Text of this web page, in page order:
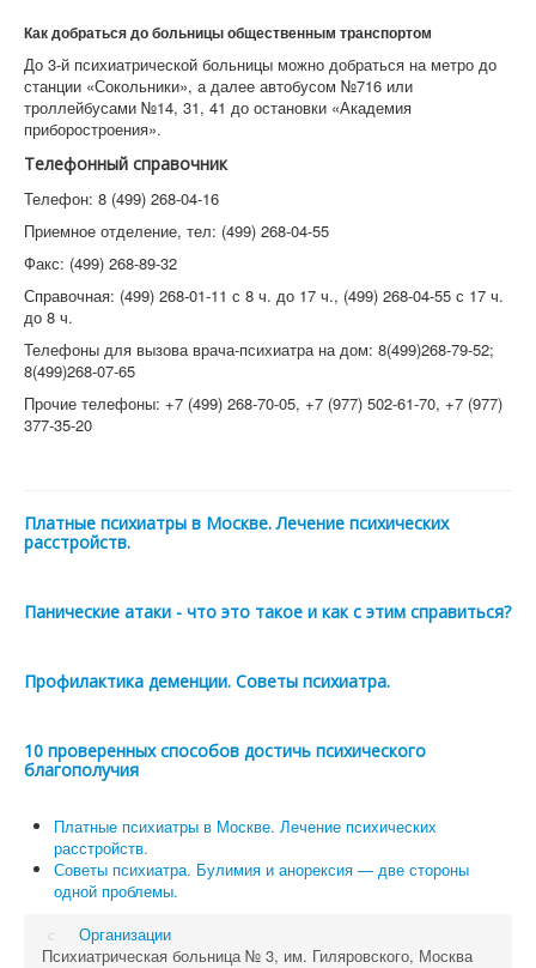
Как добраться до больницы общественным транспортом
До 3-й психиатрической больницы можно добраться на метро до
станции «Сокольники», а далее автобусом №716 или
троллейбусами №14, 31, 41 до остановки «Академия
приборостроения».
Телефонный справочник
Телефон: 8 (499) 268-04-16
Приемное отделение, тел: (499) 268-04-55
Факс: (499) 268-89-32
Справочная: (499) 268-01-11 с 8 ч. до 17 ч., (499) 268-04-55 с 17 ч.
до 8 ч.
Телефоны для вызова врача-психиатра на дом: 8(499)268-79-52;
8(499)268-07-65
Прочие телефоны: +7 (499) 268-70-05, +7 (977) 502-61-70, +7 (977)
377-35-20
Платные психиатры в Москве. Лечение психических
расстройств.
Панические атаки - что это такое и как с этим справиться?
Профилактика деменции. Советы психиатра.
10 проверенных способов достичь психического
благополучия
Платные психиатры в Москве. Лечение психических
расстройств.
Советы психиатра. Булимия и анорексия — две стороны
одной проблемы.
Организации
Психиатрическая больница № 3, им. Гиляровского, Москва